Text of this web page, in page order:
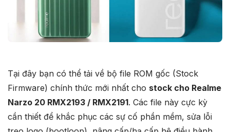
Tại đây bạn có thể tải về bộ file ROM gốc (Stock
Firmware) chính thức mới nhất cho stock cho Realme
Narzo 20 RMX2193 / RMX2191. Các file này cực kỳ
cần thiết để khắc phục các sự cố phần mềm, sửa lỗi